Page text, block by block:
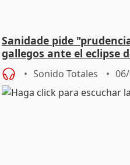
Sanidade pide
gallegos ante el eclipse
Sonido Totales